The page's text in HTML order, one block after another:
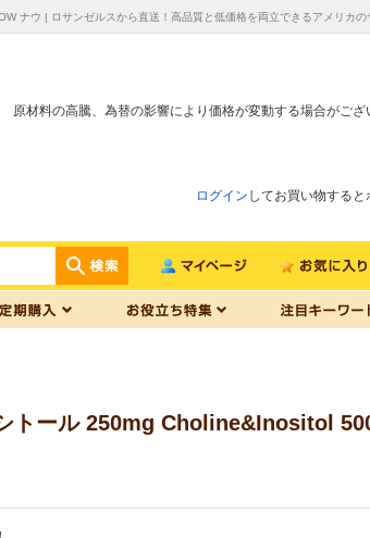
ナウ | ロサンゼルスから直送！高品質と低価格を両立できるアメリカの
原材料の高騰、為替の影響により価格が変動する場合がござ
ログイン してお買い物する
トール 250mg Choline&Inositol